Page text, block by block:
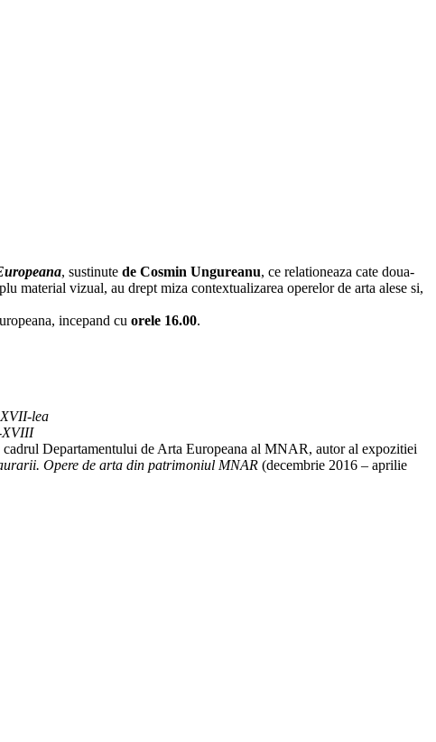
, sustinute de Cosmin Ungureanu, ce relationeaza cate doua-
material vizual, au drept miza contextualizarea operelor de arta alese si,
incepand cu orele 16.00.
lea
XVIII
Departamentului de Arta Europeana al MNAR, autor al expozitiei
Opere de arta din patrimoniul MNAR (decembrie 2016 – aprilie